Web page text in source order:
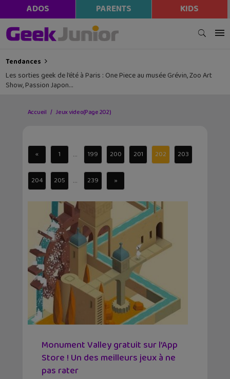
ADOS PARENTS KIDS
Tendances
Les sorties geek de l’été à Paris : One Piece au musée Grévin, Zoo Art
Show, Passion Japon…
Accueil Jeux video(Page 202)
« 1 ... 199 200 201 202 203
204 205 ... 239 »
Monument Valley gratuit sur l’App
Store ! Un des meilleurs jeux à ne
pas rater